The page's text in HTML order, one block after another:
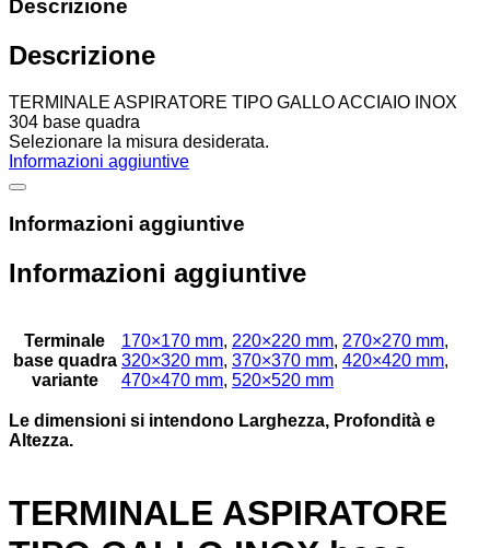
Descrizione
Descrizione
TERMINALE ASPIRATORE TIPO GALLO ACCIAIO INOX
304 base quadra
Selezionare la misura desiderata.
Informazioni aggiuntive
Informazioni aggiuntive
Informazioni aggiuntive
Terminale
base quadra
variante
170×170 mm, 220×220 mm, 270×270 mm,
320×320 mm, 370×370 mm, 420×420 mm,
470×470 mm, 520×520 mm
Le dimensioni si intendono Larghezza, Profondità e
Altezza.
TERMINALE ASPIRATORE